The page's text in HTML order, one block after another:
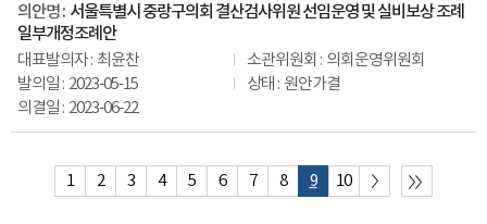
서울특별시 중랑구의회 결산검사위원 선임운영 및 실비보상 조례
일부개정조례안
최윤찬
의회운영위원회
2023-05-15
원안가결
2023-06-22
1 2 3 4 5 6 7 8 9 10